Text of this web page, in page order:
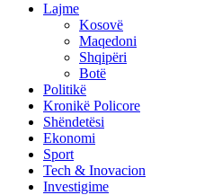
Lajme
Kosovë
Maqedoni
Shqipëri
Botë
Politikë
Kronikë Policore
Shëndetësi
Ekonomi
Sport
Tech & Inovacion
Investigime